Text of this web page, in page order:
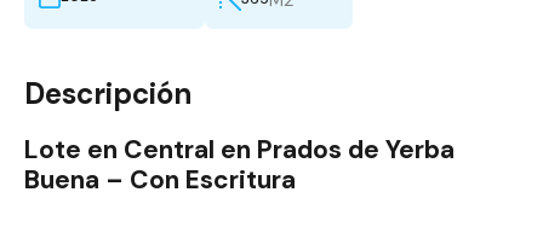
Descripción
Lote en Central en Prados de Yerba
Buena – Con Escritura